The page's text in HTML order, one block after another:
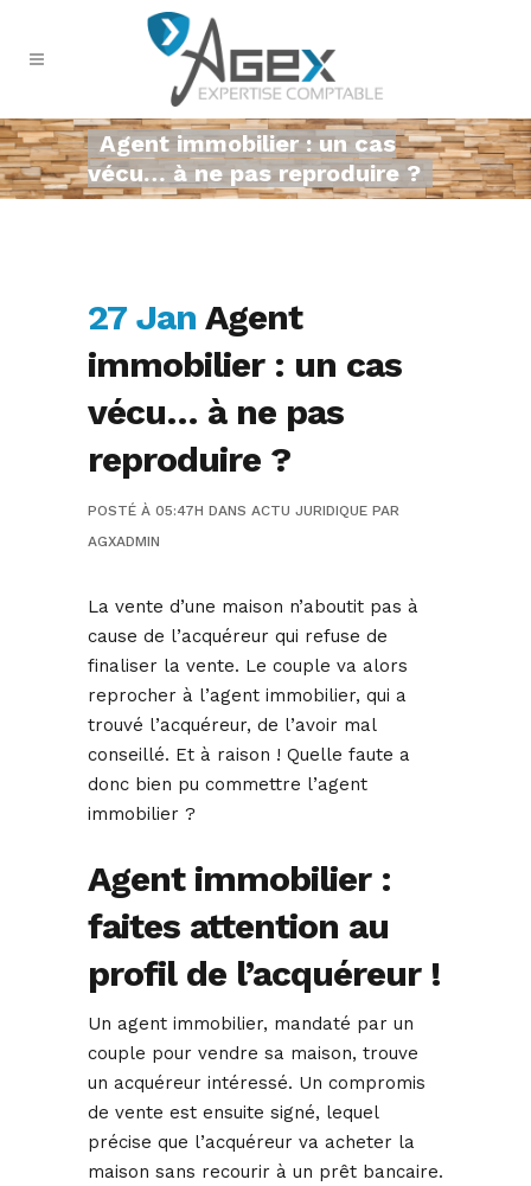
Agent immobilier : un cas
vécu… à ne pas reproduire ?
27 Jan Agent
immobilier : un cas
vécu… à ne pas
reproduire ?
POSTÉ À 05:47H DANS ACTU JURIDIQUE PAR
AGXADMIN
La vente d’une maison n’aboutit pas à
cause de l’acquéreur qui refuse de
finaliser la vente. Le couple va alors
reprocher à l’agent immobilier, qui a
trouvé l’acquéreur, de l’avoir mal
conseillé. Et à raison ! Quelle faute a
donc bien pu commettre l’agent
immobilier ?
Agent immobilier :
faites attention au
profil de l’acquéreur !
Un agent immobilier, mandaté par un
couple pour vendre sa maison, trouve
un acquéreur intéressé. Un compromis
de vente est ensuite signé, lequel
précise que l’acquéreur va acheter la
maison sans recourir à un prêt bancaire.